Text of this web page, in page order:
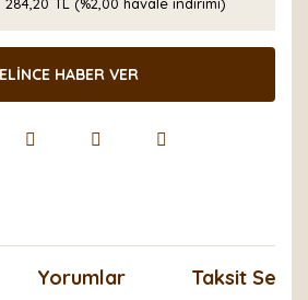
HABER VER
Yorumlar Taksit